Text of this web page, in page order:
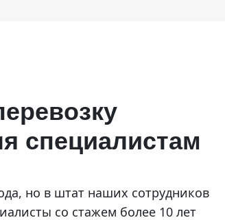
специалистам
но в штат наших сотрудников
со стажем более 10 лет